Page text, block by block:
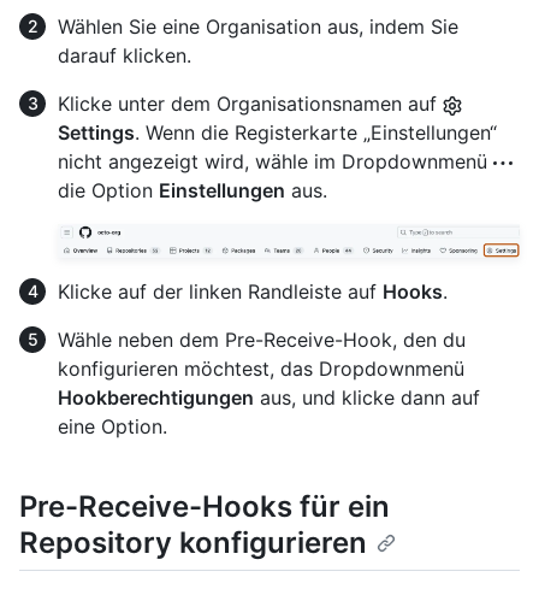
Wählen Sie eine Organisation aus, indem Sie
darauf klicken.
Klicke unter dem Organisationsnamen auf
Settings. Wenn die Registerkarte „Einstellungen“
nicht angezeigt wird, wähle im Dropdownmenü
die Option Einstellungen aus.
Klicke auf der linken Randleiste auf Hooks.
Wähle neben dem Pre-Receive-Hook, den du
konfigurieren möchtest, das Dropdownmenü
Hookberechtigungen aus, und klicke dann auf
eine Option.
Pre-Receive-Hooks für ein
Repository konfigurieren